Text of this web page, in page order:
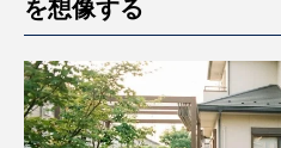
を想像する